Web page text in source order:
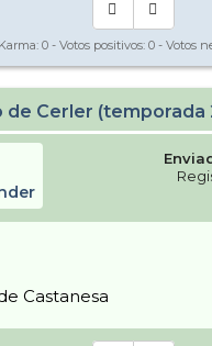
Karma: 0 - Votos positivos: 0 - Votos
de Cerler (temporada
Castanesa